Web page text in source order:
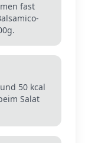
fast
50 kcal
Salat